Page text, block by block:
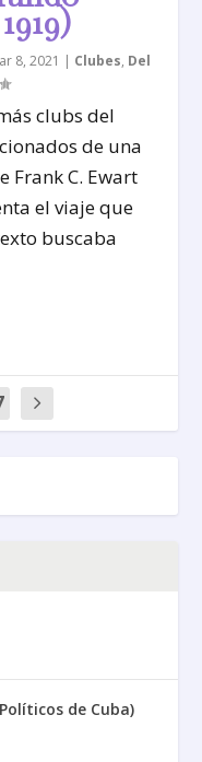
8, 2021 | Clubes, Del
clubs del
de una
Frank C. Ewart
el viaje que
buscaba
de Cuba)